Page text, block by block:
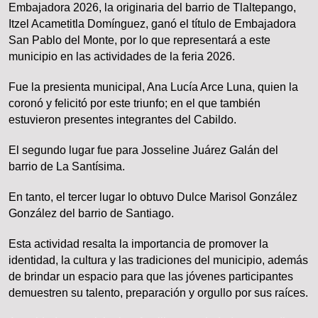
Embajadora 2026, la originaria del barrio de Tlaltepango,
Itzel Acametitla Domínguez, ganó el título de Embajadora
San Pablo del Monte, por lo que representará a este
municipio en las actividades de la feria 2026.
Fue la presienta municipal, Ana Lucía Arce Luna, quien la
coronó y felicitó por este triunfo; en el que también
estuvieron presentes integrantes del Cabildo.
El segundo lugar fue para Josseline Juárez Galán del
barrio de La Santísima.
En tanto, el tercer lugar lo obtuvo Dulce Marisol González
González del barrio de Santiago.
Esta actividad resalta la importancia de promover la
identidad, la cultura y las tradiciones del municipio, además
de brindar un espacio para que las jóvenes participantes
demuestren su talento, preparación y orgullo por sus raíces.